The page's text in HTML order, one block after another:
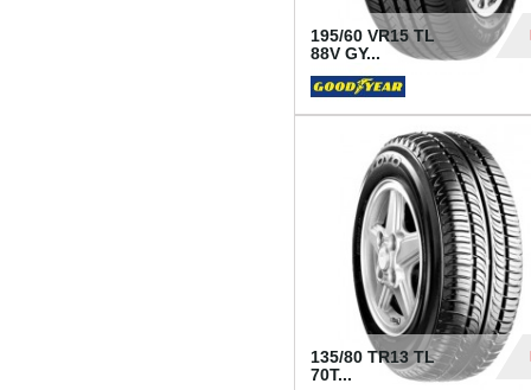
195/60 VR15 TL
88V GY...
135/80 TR13 TL
70T...